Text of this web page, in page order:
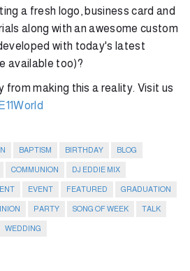
a fresh logo, business card and
along with an awesome custom
with today's latest
available too)?
from making this a reality. Visit us
E11World
BAPTISM BIRTHDAY BLOG
COMMUNION DJ EDDIE MIX
EVENT FEATURED GRADUATION
PARTY SONG OF WEEK TALK
WEDDING